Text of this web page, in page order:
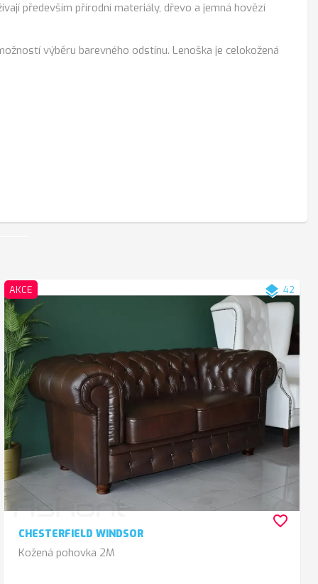
především přírodní materiály, dřevo a jemná hovězí
výběru barevného odstínu. Lenoška je celokožená
AKCE layers 42
CHESTERFIELD WINDSOR
Kožená pohovka 2M
favorite_border